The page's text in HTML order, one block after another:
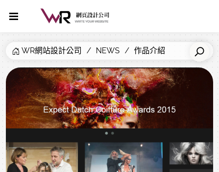
WR網站設計公司 NEWS 作品介紹